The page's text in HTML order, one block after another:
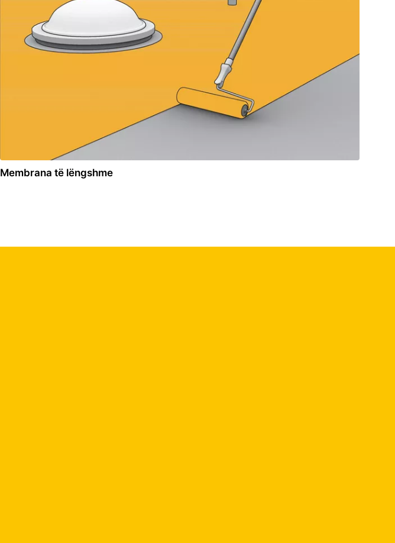
Membrana të lëngshme